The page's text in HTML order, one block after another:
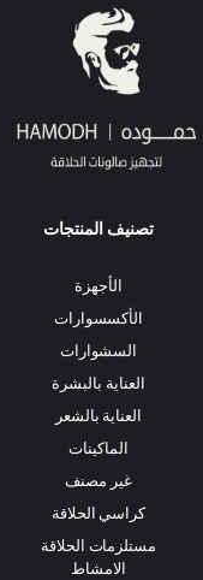
تصنيف المنتجات
الأجهزة
الأكسسوارات
السشوارات
العناية بالبشرة
العناية بالشعر
الماكينات
غير مصنف
كراسي الحلاقة
مستلزمات الحلاقة
الامشاط